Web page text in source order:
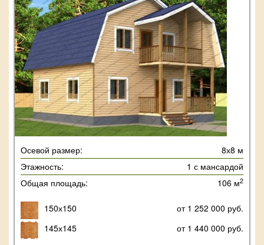
Осевой размер:
8х8 м
Этажность:
1 с мансардой
Общая площадь:
106 м2
150х150
от 1 252 000 руб.
145х145
от 1 440 000 руб.